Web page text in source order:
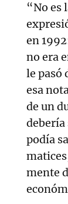
“No es
en
no era
le pasó
esa
de un
debería
podía
mente